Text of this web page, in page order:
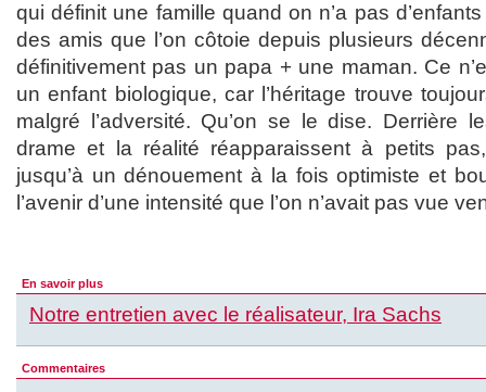
qui définit une famille quand on n’a pas
des amis que l’on côtoie depuis plusieurs
définitivement pas un papa + une maman. Ce
un enfant biologique, car l’héritage trouve
malgré l’adversité. Qu’on se le dise. Derrière
drame et la réalité réapparaissent à petits
jusqu’à un dénouement à la fois optimiste et
l’avenir d’une intensité que l’on n’avait pas vue
En savoir plus
Notre entretien avec le réalisateur, Ira Sachs
Commentaires